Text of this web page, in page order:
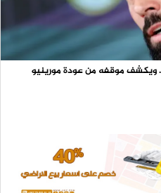
ويكشف موقفه من عودة مورينيو